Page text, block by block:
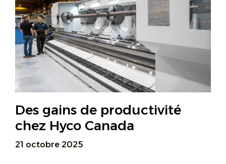
Des gains de productivité
chez Hyco Canada
21 octobre 2025